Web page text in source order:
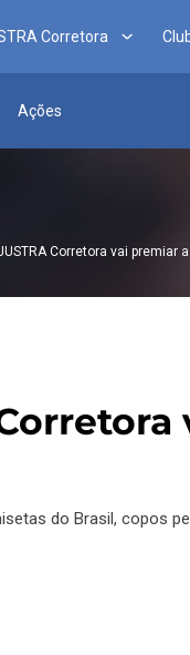
Corretora
Ações
Corretora vai
do Brasil, copos